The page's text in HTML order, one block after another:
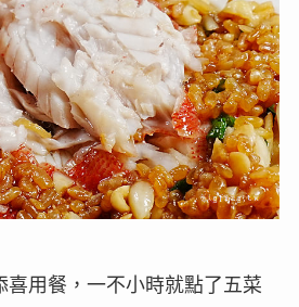
喜用餐，一不小時就點了五菜